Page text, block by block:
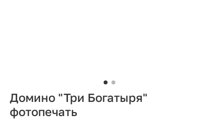
Домино "Три Богатыря"
фотопечать